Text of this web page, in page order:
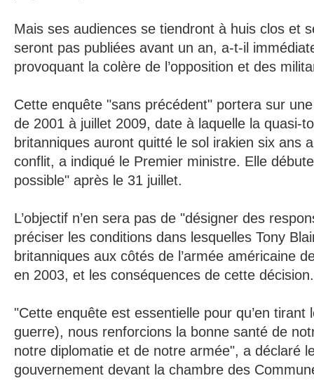
Mais ses audiences se tiendront à huis clos et
seront pas publiées avant un an, a-t-il
provoquant la colère de l’opposition et des
Cette enquête "sans précédent" portera sur
de 2001 à juillet 2009, date à laquelle la quasi-
britanniques auront quitté le sol irakien six ans
conflit, a indiqué le Premier ministre. Elle
possible" après le 31 juillet.
L’objectif n’en sera pas de "désigner des
préciser les conditions dans lesquelles Tony
britanniques aux côtés de l’armée américaine
en 2003, et les conséquences de cette décision.
"Cette enquête est essentielle pour qu’en tirant
guerre), nous renforcions la bonne santé de
notre diplomatie et de notre armée", a déclaré
gouvernement devant la chambre des